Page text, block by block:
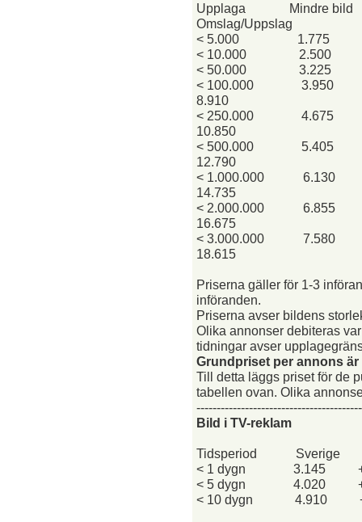
Upplaga
Mindre bild
Omslag/Uppslag
< 5.000
1.775
< 10.000
2.500
< 50.000
3.225
< 100.000
3.950
8.910
< 250.000
4.675
10.850
< 500.000
5.405
12.790
< 1.000.000
6.130
14.735
< 2.000.000
6.855
16.675
< 3.000.000
7.580
18.615
Priserna gäller för 1-3
införanden.
Priserna avser bildens
Olika annonser debiteras
tidningar avser
Grundpriset per annons
Till detta läggs priset för de
tabellen ovan. Olika
Bild i TV-reklam
Tidsperiod
Sverige
< 1 dygn
3.145
< 5 dygn
4.020
< 10 dygn
4.910